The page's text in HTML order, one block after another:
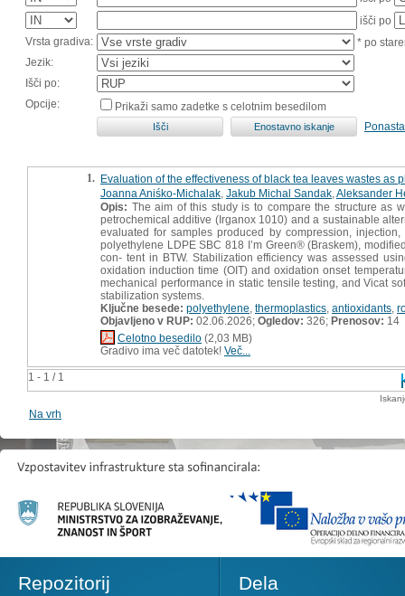
išči po
Vrsta gradiva:
* po
Jezik:
Išči po:
Opcije:
Prikaži samo zadetke s celotnim besedilom
1 - 1 / 1
1. Evaluation of the effectiveness of black tea leaves wastes
Joanna Aniśko-Michalak Jakub Michal Sandak Aleksander
Opis: The aim of this study is to compare the structure as
petrochemical additive (Irganox 1010) and a sustainable
evaluated for samples produced by compression,
polyethylene LDPE SBC 818 I’m Green® (Braskem),
con- tent in BTW. Stabilization efficiency was assessed
oxidation induction time (OIT) and oxidation onset
mechanical performance in static tensile testing, and Vicat
stabilization systems.
Ključne besede: polyethylene thermoplastics antioxidants
Objavljeno v RUP: 02.06.2026; Ogledov: 326; Prenosov: 14
Celotno besedilo (2,03 MB)
Gradivo ima več datotek! Več...
Na vrh
Repozitorij Dela